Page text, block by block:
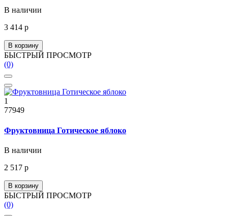
В наличии
3 414 р
В корзину
БЫСТРЫЙ ПРОСМОТР
(0)
1
77949
Фруктовница Готическое яблоко
В наличии
2 517 р
В корзину
БЫСТРЫЙ ПРОСМОТР
(0)